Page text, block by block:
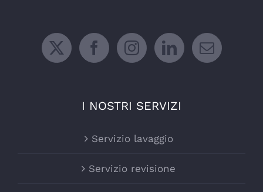
I NOSTRI SERVIZI
Servizio lavaggio
Servizio revisione